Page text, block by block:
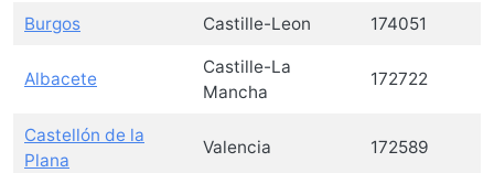
Burgos Castille-Leon 174051
Albacete
Castille-La
Mancha
172722
Castellón de la
Plana
Valencia 172589